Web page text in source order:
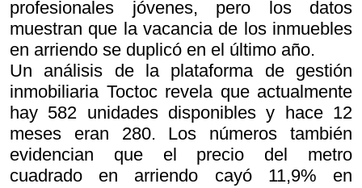
profesionales jóvenes, pero los datos
muestran que la vacancia de los inmuebles
en arriendo se duplicó en el último año.
Un análisis de la plataforma de gestión
inmobiliaria Toctoc revela que actualmente
hay 582 unidades disponibles y hace 12
meses eran 280. Los números también
evidencian que el precio del metro
cuadrado en arriendo cayó 11,9% en